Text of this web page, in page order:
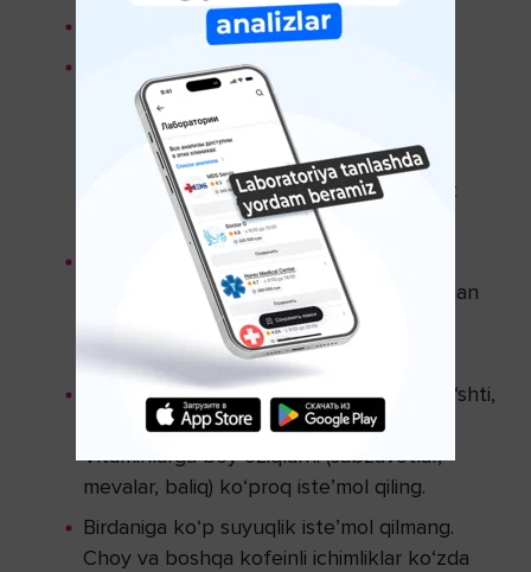
Issiq hammom tavsiya qilinmaydi.
Uzoq vaqt quyoshda qolish tavsiya
qilinmaydi. Quyoshdan himoya qiluvchi
ko‘zoynaklardan foydalaning (glaukoma
uchun maxsus yashil filtrli ko‘zoynaklar
mavjud). Qorong‘i xonada ham uzoq vaqt
Tungi uyqu va kechki sayrlar foydali.
Uyqusizlik salbiy ta’sir ko‘rsatadi. Yotishdan
oldin oyog‘ingizga issiq vanna qilish, bir
qoshiq asal iste’mol qilish foydali.
Maxsus parhez talab qilinmaydi. Qo‘y go‘shti,
yog‘li, achchiq ovqatlarni chegaralang.
Vitaminlarga boy oziqlarni (sabzavotlar,
mevalar, baliq) ko‘proq iste’mol qiling.
Birdaniga ko‘p suyuqlik iste’mol qilmang.
Choy va boshqa kofeinli ichimliklar ko‘zda